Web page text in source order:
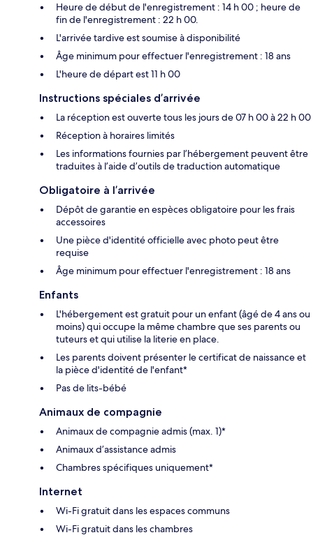
Heure de début de l'enregistrement : 14 h 00 ; heure de
fin de l'enregistrement : 22 h 00.
L'arrivée tardive est soumise à disponibilité
Âge minimum pour effectuer l'enregistrement : 18 ans
L'heure de départ est 11 h 00
Instructions spéciales d’arrivée
La réception est ouverte tous les jours de 07 h 00 à 22 h 00
Réception à horaires limités
Les informations fournies par l’hébergement peuvent être
traduites à l’aide d’outils de traduction automatique
Obligatoire à l’arrivée
Dépôt de garantie en espèces obligatoire pour les frais
accessoires
Une pièce d'identité officielle avec photo peut être
requise
Âge minimum pour effectuer l'enregistrement : 18 ans
Enfants
L'hébergement est gratuit pour un enfant (âgé de 4 ans ou
moins) qui occupe la même chambre que ses parents ou
tuteurs et qui utilise la literie en place.
Les parents doivent présenter le certificat de naissance et
la pièce d'identité de l'enfant*
Pas de lits-bébé
Animaux de compagnie
Animaux de compagnie admis (max. 1)*
Animaux d’assistance admis
Chambres spécifiques uniquement*
Internet
Wi-Fi gratuit dans les espaces communs
Wi-Fi gratuit dans les chambres